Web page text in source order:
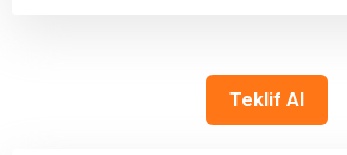
Teklif Al